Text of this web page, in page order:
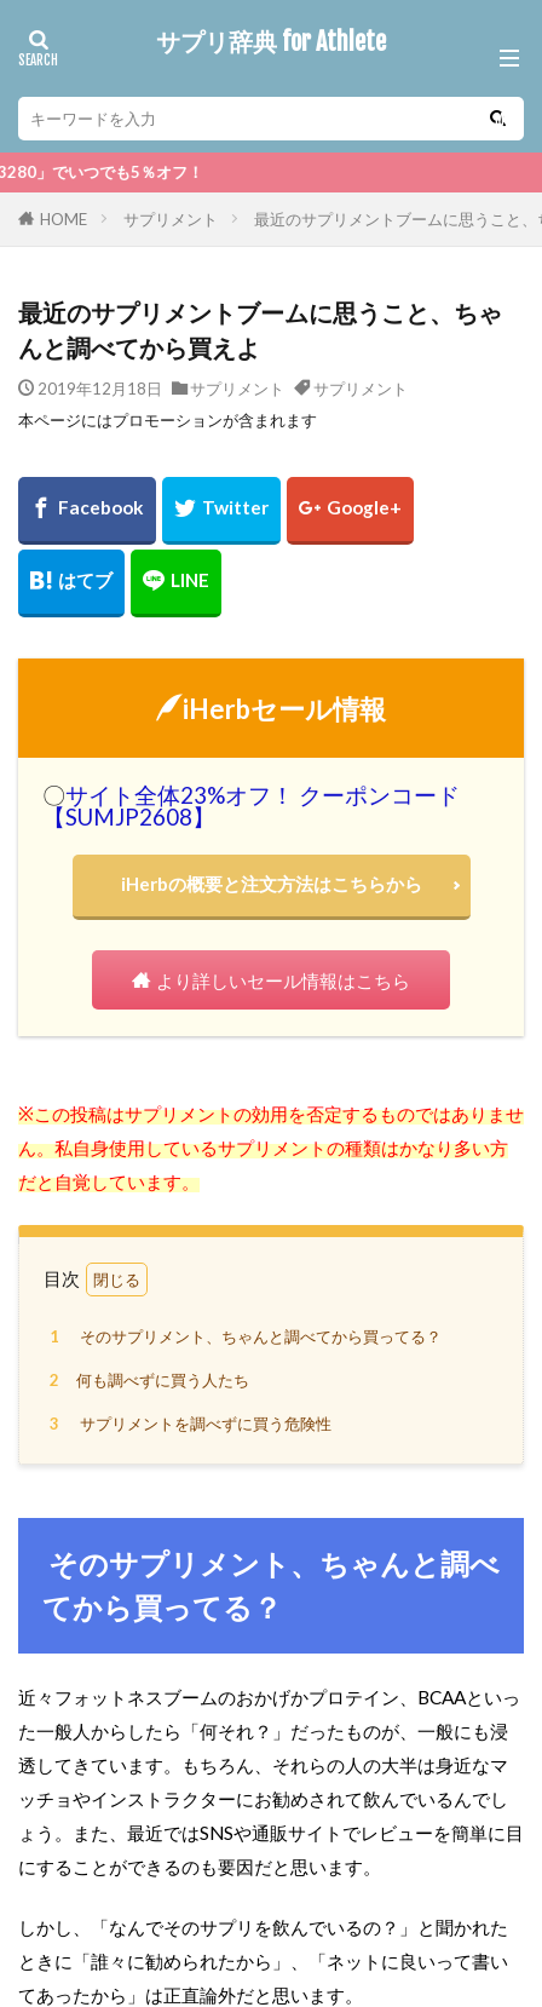
サプリ辞典 for Athlete
5％オフ！
HOME サプリメント 最近のサプリメントブームに思うこと
最近のサプリメントブームに思うこと、ちゃ
んと調べてから買えよ
2019年12月18日 サプリメント
サプリメント
本ページにはプロモーションが含まれます
iHerbセール情報
〇サイト全体23%オフ！ クーポンコード
【SUMJP2608】
iHerbの概要と注文方法はこちらから
より詳しいセール情報はこちら
※この投稿はサプリメントの効用を否定するものではありませ
ん。私自身使用しているサプリメントの種類はかなり多い方
だと自覚しています。
目次
1 そのサプリメント、ちゃんと調べてから買ってる？
2 何も調べずに買う人たち
3 サプリメントを調べずに買う危険性
そのサプリメント、ちゃんと調べ
てから買ってる？
近々フォットネスブームのおかげかプロテイン、 BCAAといっ
た一般人からしたら「何それ？」だったものが、一般にも浸
透してきています。もちろん、それらの人の大半は身近なマ
ッチョやインストラクターにお勧めされて飲んでいるんでし
ょう。また、最近ではSNSや通販サイトでレビューを簡単に目
にすることができるのも要因だと思います。
しかし、「なんでそのサプリを飲んでいるの？」と聞かれた
ときに「誰々に勧められたから」、「ネットに良いって書い
てあったから」は正直論外だと思います。